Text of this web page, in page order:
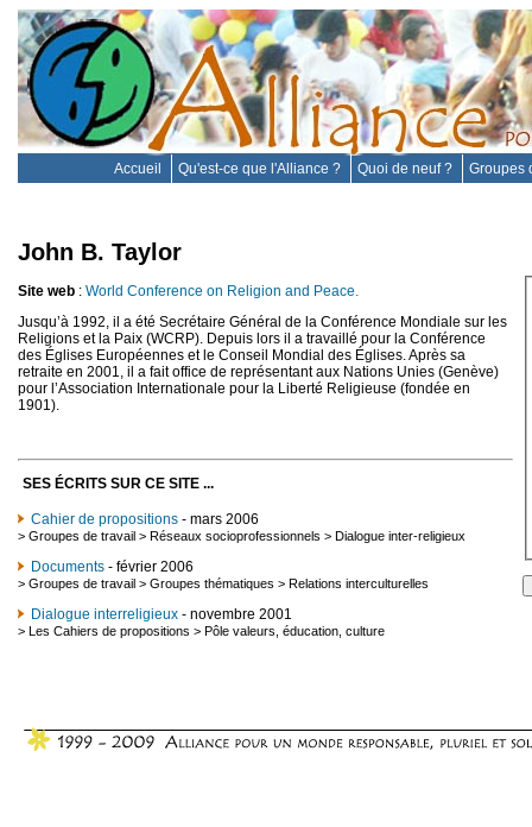
Accueil Qu'est-ce que l'Alliance ? Quoi de neuf ? Groupes
John B. Taylor
Site web : World Conference on Religion and Peace.
Jusqu’à 1992, il a été Secrétaire Général de la Conférence Mondiale sur les
Religions et la Paix (WCRP). Depuis lors il a travaillé pour la Conférence
des Églises Européennes et le Conseil Mondial des Églises. Après sa
retraite en 2001, il a fait office de représentant aux Nations Unies (Genève)
pour l’Association Internationale pour la Liberté Religieuse (fondée en
1901).
SES ÉCRITS SUR CE SITE ...
Cahier de propositions - mars 2006
> Groupes de travail > Réseaux socioprofessionnels > Dialogue inter-religieux
Documents - février 2006
> Groupes de travail > Groupes thématiques > Relations interculturelles
Dialogue interreligieux - novembre 2001
> Les Cahiers de propositions > Pôle valeurs, éducation, culture